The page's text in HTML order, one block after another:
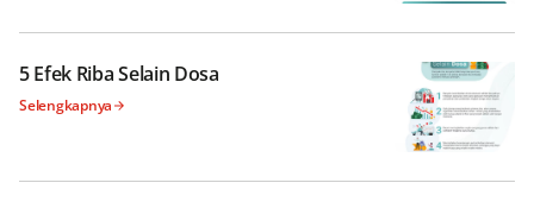
5 Efek Riba Selain Dosa
Selengkapnya